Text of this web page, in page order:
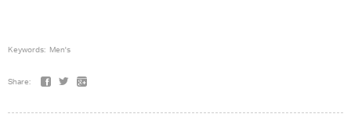
Keywords: Men's
Share: